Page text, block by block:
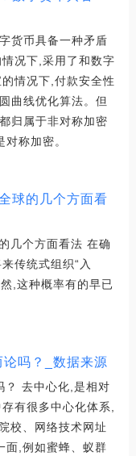
货币具备一种矛盾
况下,采用了和数字
情况下,付款安全性
曲线优化算法。但
归属于非对称加密
称加密。
球的几个方面看
几个方面看法 在确
传统式组织“入
,这种概率有的早已
论吗？_数据来源
？ 去中心化,是相对
有很多中心化体系,
校、网络技术网址
面,例如蜜蜂、蚁群